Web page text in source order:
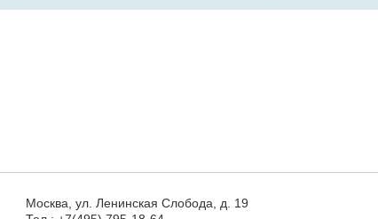
Москва, ул. Ленинская Слобода, д. 19